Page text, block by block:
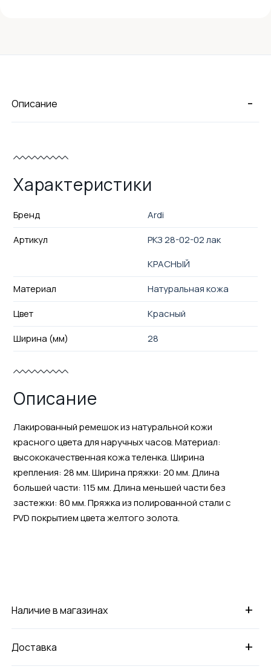
-
Описание
Характеристики
Бренд
Ardi
Артикул
РКЗ 28-02-02 лак
КРАСНЫЙ
Материал
Натуральная кожа
Цвет
Красный
Ширина (мм)
28
Описание
Лакированный ремешок из натуральной кожи
красного цвета для наручных часов. Материал:
высококачественная кожа теленка. Ширина
крепления: 28 мм. Ширина пряжки: 20 мм. Длина
большей части: 115 мм. Длина меньшей части без
застежки: 80 мм. Пряжка из полированной стали с
PVD покрытием цвета желтого золота.
+
Наличие в магазинах
+
Доставка